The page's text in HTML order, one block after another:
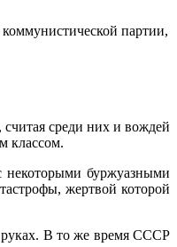
партии,
среди них и вождей
классом.
некоторыми буржуазными
жертвой которой
руках. В то же время СССР